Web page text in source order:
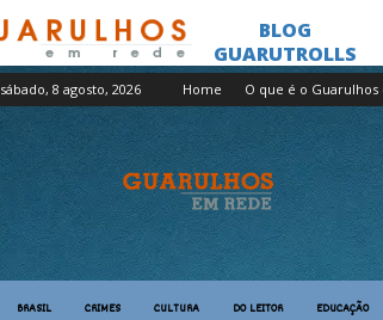
sábado, 8 agosto, 2026 Home O que é o Guarulhos
Guarulhos
em
Rede
BRASIL CRIMES CULTURA DO LEITOR EDUCAÇÃO